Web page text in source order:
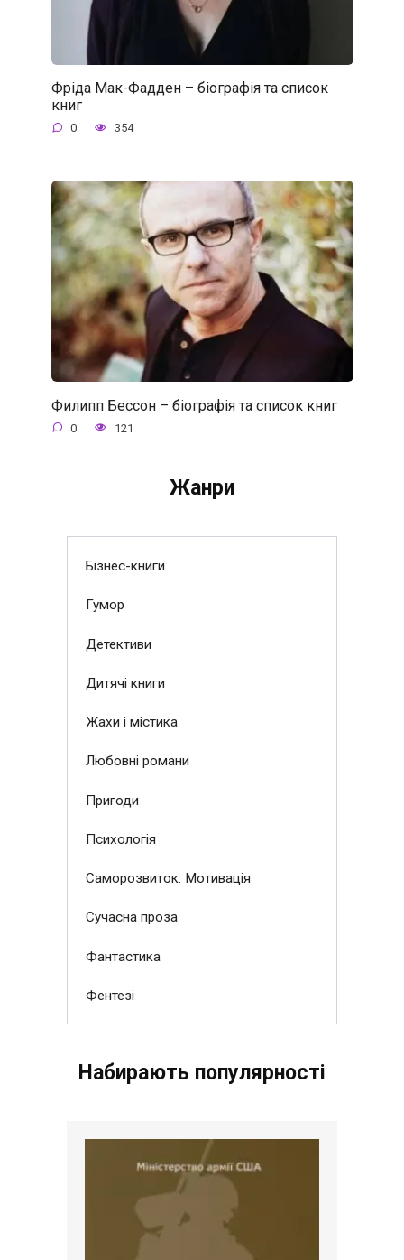
Фріда Мак-Фадден – біографія та список
книг
0 354
Филипп Бессон – біографія та список книг
0 121
Жанри
Бізнес-книги
Гумор
Детективи
Дитячі книги
Жахи і містика
Любовні романи
Пригоди
Психологія
Саморозвиток. Мотивація
Сучасна проза
Фантастика
Фентезі
Набирають популярності